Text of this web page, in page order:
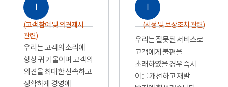
Ⅰ
(고객 참여 및 의견제시
관련)
우리는 고객의 소리에
항상 귀 기울이며 고객의
의견을 최대한 신속하고
정확하게 경영에
Ⅰ
(시정 및 보상조치 관련)
우리는 잘못된 서비스로
고객에게 불편을
초래하였을 경우 즉시
이를 개선하고 재발